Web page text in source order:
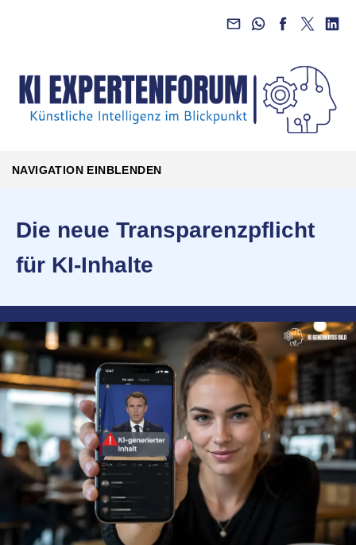
NAVIGATION EINBLENDEN
Die neue Transparenzpflicht
für KI-Inhalte